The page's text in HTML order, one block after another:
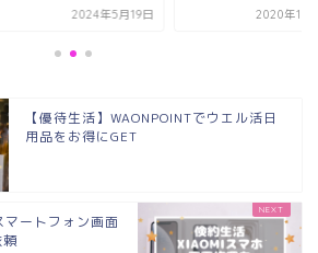
2024年5月19日 2020年12
【優待生活】WAONPOINTでウエル活日
用品をお得にGET
マートフォン画面